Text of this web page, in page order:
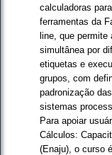
calculadoras
ferramentas da
line, que
simultânea por
etiquetas e
grupos, com
padronização
sistemas
Para apoiar
Cálculos:
(Enaju), o curso